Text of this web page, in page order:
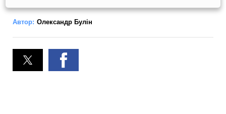
Автор: Олександр Булін